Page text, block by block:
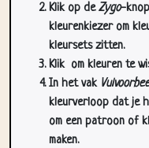
Klik op deZygo-
kleurenkiezer om
kleursets zitten.
Klik om kleuren te
In het vak
kleurverloop dat je
om een patroon of
maken.